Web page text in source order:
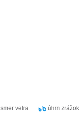
smer vetra úhrn zrážok